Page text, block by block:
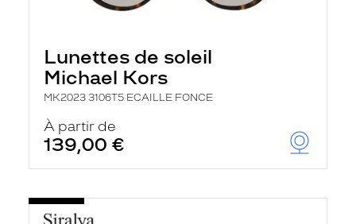
Lunettes de soleil
Michael Kors
MK2023 3106T5 ECAILLE FONCE
À partir de
139,00 €